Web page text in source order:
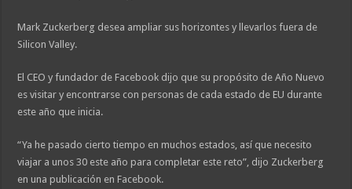
Mark Zuckerberg desea ampliar sus horizontes y llevarlos fuera de
Silicon Valley.
El CEO y fundador de Facebook dijo que su propósito de Año Nuevo
es visitar y encontrarse con personas de cada estado de EU durante
este año que inicia.
“Ya he pasado cierto tiempo en muchos estados, así que necesito
viajar a unos 30 este año para completar este reto”, dijo Zuckerberg
en una publicación en Facebook.